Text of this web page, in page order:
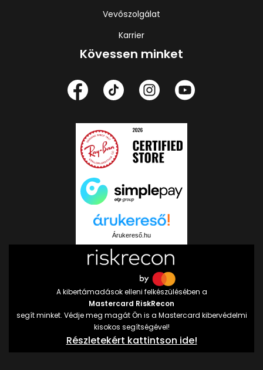
Vevőszolgálat
Karrier
Kövessen minket
Árukereső.hu
A kibertámadások elleni felkészülésében a
Mastercard RiskRecon
segít minket. Védje meg magát Ön is a Mastercard kibervédelmi
kisokos segítségével!
Részletekért kattintson ide!